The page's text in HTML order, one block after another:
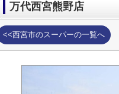
万代西宮熊野店
<<西宮市のスーパーの一覧へ